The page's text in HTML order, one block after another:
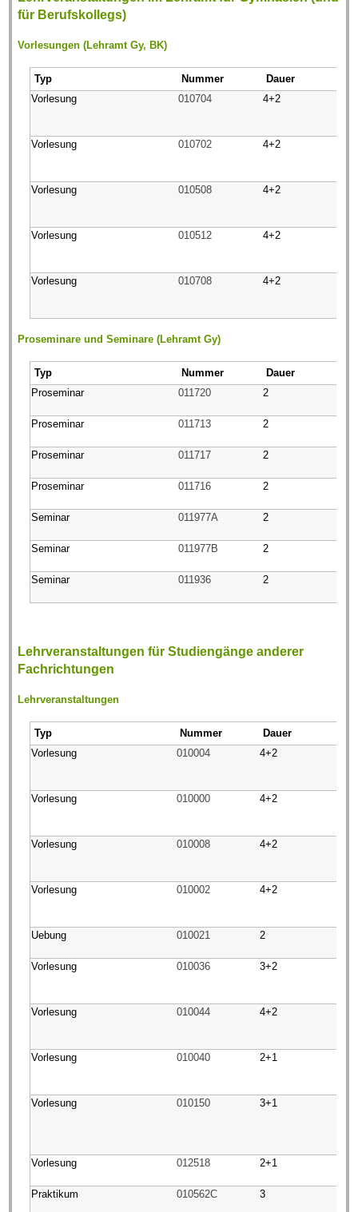
für Berufskollegs)
Vorlesungen (Lehramt Gy, BK)
Typ Nummer
Dauer
Vorlesung
010704 4+2
Vorlesung 010702 4+2
Vorlesung 010508 4+2
Vorlesung 010512 4+2
Vorlesung 010708 4+2
Proseminare und Seminare (Lehramt Gy)
Typ Nummer
Dauer
Proseminar
011720 2
Proseminar 011713 2
Proseminar 011717 2
Proseminar 011716 2
Seminar 011977A 2
Seminar 011977B 2
Seminar 011936 2
Lehrveranstaltungen für Studiengänge anderer
Fachrichtungen
Lehrveranstaltungen
Typ Nummer
Dauer
Vorlesung
010004 4+2
Vorlesung 010000 4+2
Vorlesung 010008 4+2
Vorlesung 010002 4+2
Uebung 010021 2
Vorlesung 010036 3+2
Vorlesung 010044 4+2
Vorlesung 010040 2+1
Vorlesung 010150 3+1
Vorlesung 012518 2+1
Praktikum 010562C 3